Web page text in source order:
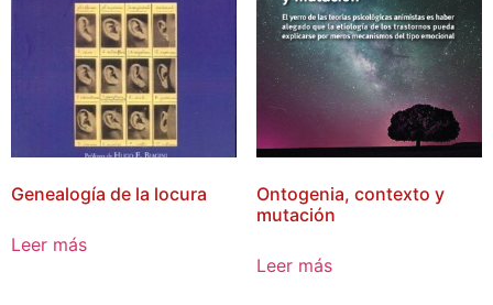
Genealogía de la locura
Leer más
Ontogenia, contexto y
mutación
Leer más